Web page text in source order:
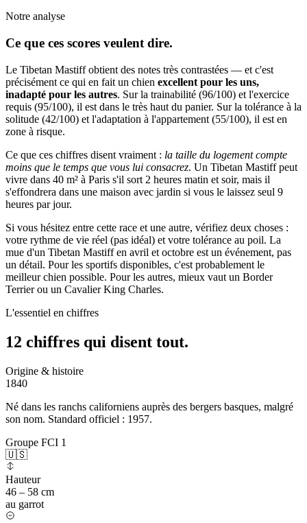
Notre analyse
Ce que ces scores veulent dire.
Le Tibetan Mastiff obtient des notes très contrastées — et c'est
précisément ce qui en fait un chien excellent pour les uns,
inadapté pour les autres. Sur la trainabilité (96/100) et l'exercice
requis (95/100), il est dans le très haut du panier. Sur la tolérance à la
solitude (42/100) et l'adaptation à l'appartement (55/100), il est en
zone à risque.
Ce que ces chiffres disent vraiment : la taille du logement compte
moins que le temps que vous lui consacrez. Un Tibetan Mastiff peut
vivre dans 40 m² à Paris s'il sort 2 heures matin et soir, mais il
s'effondrera dans une maison avec jardin si vous le laissez seul 9
heures par jour.
Si vous hésitez entre cette race et une autre, vérifiez deux choses :
votre rythme de vie réel (pas idéal) et votre tolérance au poil. La
mue d'un Tibetan Mastiff en avril et octobre est un événement, pas
un détail. Pour les sportifs disponibles, c'est probablement le
meilleur chien possible. Pour les autres, mieux vaut un Border
Terrier ou un Cavalier King Charles.
L'essentiel en chiffres
12 chiffres qui disent tout.
Origine & histoire
1840
Né dans les ranchs californiens auprès des bergers basques, malgré
son nom. Standard officiel : 1957.
Groupe FCI 1
🇺🇸
Hauteur
46 – 58 cm
au garrot